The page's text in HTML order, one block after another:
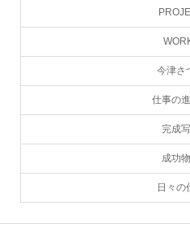
今津さ
仕事の
完成
成功
日々の